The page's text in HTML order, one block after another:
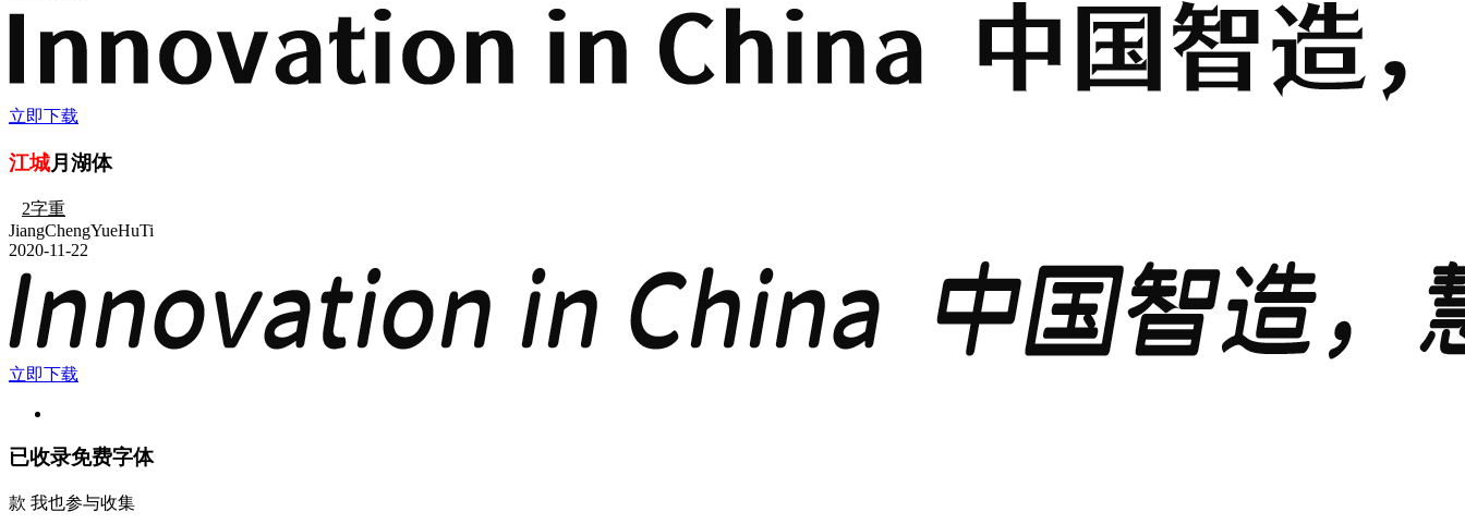
立即下载
江城月湖体
2字重
JiangChengYueHuTi
2020-11-22
立即下载
已收录免费字体
款 我也参与收集